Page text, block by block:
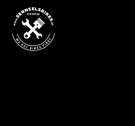
Naar inhoud